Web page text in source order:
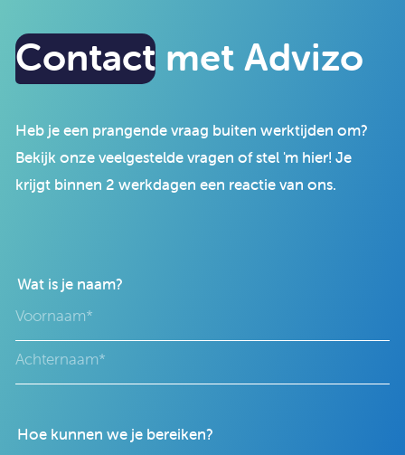
Contact met Advizo
Heb je een prangende vraag buiten werktijden om?
Bekijk onze veelgestelde vragen of stel 'm hier! Je
krijgt binnen 2 werkdagen een reactie van ons.
Wat is je naam?
Hoe kunnen we je bereiken?